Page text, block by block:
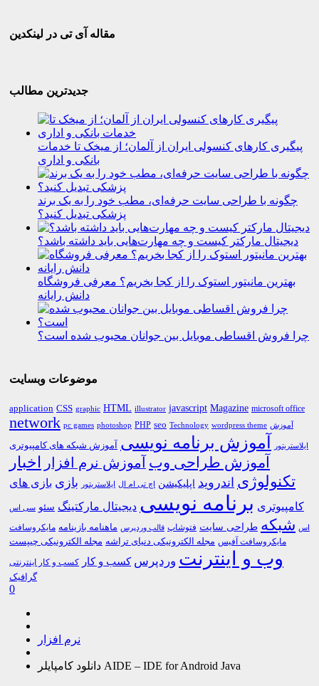
مقاله آی تی در لینکدین
جدیدترین مطالب
پیگیری کارهای کنسولی ایران از آلمان؛ از میخک تا خدمات
بانکی و اداری
چگونه با طراحی سایت حرفه‌ای، مطب خود را به یک برند
پزشکی تبدیل کنید؟
دیجیتال مارکتر کیست و چه مهارت‌هایی باید داشته باشد؟
بهترین مانیتور استوک را از کجا بخریم؟ معرفی فروشگاه
دانش رایانه
چرا فروش اقساطی موبایل بین جوانان محبوب شده است؟
موضوعات وبسایت
application CSS graphic HTML illustrator javascript Magazine microsoft office
network pc games photoshop PHP seo Technology wordpress theme آموزش
ایلاستریتور آموزش برنامه نویسی آموزش شبکه های کامپیوتری
آموزش طراحی وب آموزش نرم افزار اخبار
تکنولوژی اندروید اپلیکیشن اچ تی ام ال ایلاستریتور بازی بازی های
کامپیوتری برنامه نویسی دیجیتال مارکتینگ سئو سی اس
اس شبکه طراحی سایت فتوشاپ قالب وردپرس ماهنامه بازینامه مایکروسافت
مایکروسافت آفیس مجله الکترونیکی دنیای تراشه مجله الکترونیکی چیپست
وب و اینترنت وردپرس کسب و کار کسب و کار اینترنتی
گرافیک
0
نرم افزار
دانلود کامپایلر AIDE – IDE for Android Java